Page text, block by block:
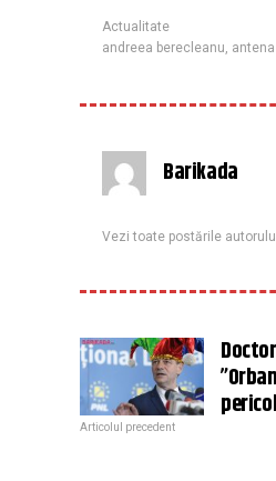
Actualitate
andreea berecleanu, antena
Barikada
Vezi toate postările
Articolul precedent